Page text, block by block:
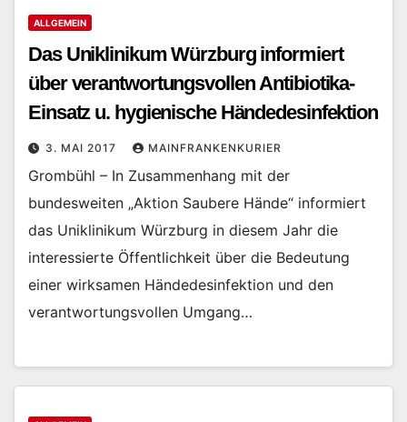
ALLGEMEIN
Das Uniklinikum Würzburg informiert
über verantwortungsvollen Antibiotika-
Einsatz u. hygienische Händedesinfektion
3. MAI 2017 MAINFRANKENKURIER
Grombühl – In Zusammenhang mit der
bundesweiten „Aktion Saubere Hände“ informiert
das Uniklinikum Würzburg in diesem Jahr die
interessierte Öffentlichkeit über die Bedeutung
einer wirksamen Händedesinfektion und den
verantwortungsvollen Umgang…